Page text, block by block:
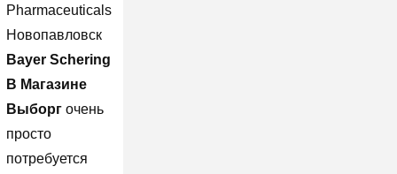
Pharmaceuticals
Новопавловск
Bayer Schering
В Магазине
Выборгочень
просто
потребуется